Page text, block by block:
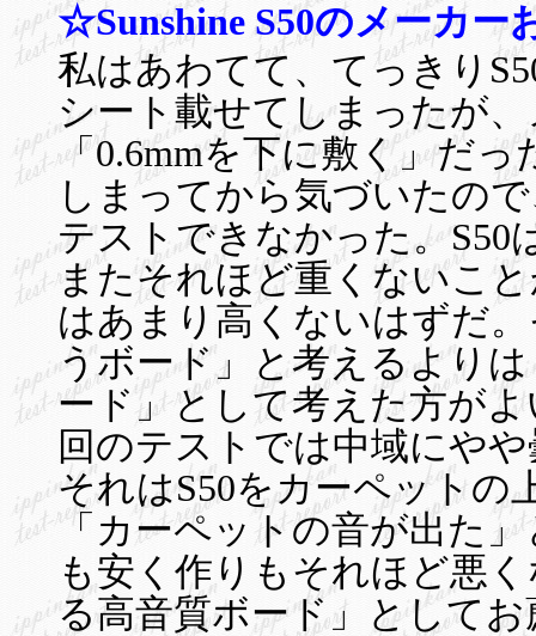
☆Sunshine S50のメーカー
私はあわてて、てっきり
シート載せてしまったが
「0.6mmを下に敷く」だ
しまってから気づいたの
テストできなかった。S50
またそれほど重くないこ
はあまり高くないはずだ
うボード」と考えるより
ード」として考えた方が
回のテストでは中域にや
それはS50をカーペットの
「カーペットの音が出た
も安く作りもそれほど悪
る高音質ボード」として